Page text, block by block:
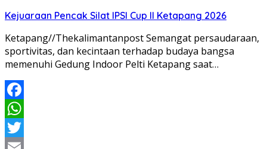
Kejuaraan Pencak Silat IPSI Cup II Ketapang 2026
Ketapang//Thekalimantanpost Semangat persaudaraan,
sportivitas, dan kecintaan terhadap budaya bangsa
memenuhi Gedung Indoor Pelti Ketapang saat…
Facebook
WhatsApp